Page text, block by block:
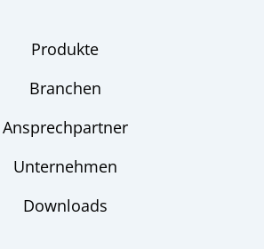
Produkte
Branchen
Ansprechpartner
Unternehmen
Downloads